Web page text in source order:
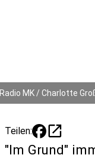
Radio MK / Charlotte
Teilen: open_in_new
"Im Grund"